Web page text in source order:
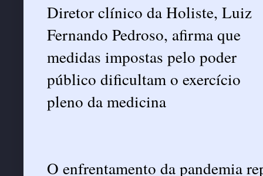
Diretor clínico da Holiste, Luiz
Fernando Pedroso, afirma que
medidas impostas pelo poder
público dificultam o exercício
pleno da medicina
O enfrentamento da pandemia